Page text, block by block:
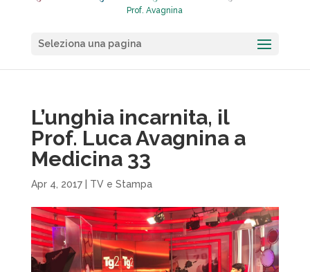
Prof. Avagnina
Seleziona una pagina
L’unghia incarnita, il
Prof. Luca Avagnina a
Medicina 33
Apr 4, 2017| TV e Stampa